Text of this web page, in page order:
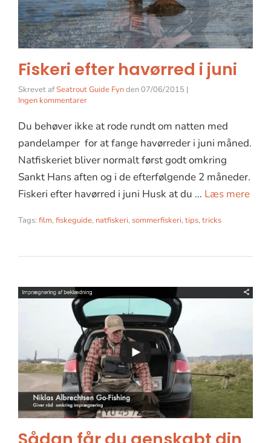
Fiskeri efter havørred i juni
Skrevet afSeatrout Guide Fynden07/06/2015 |
Ingen kommentarer
Du behøver ikke at rode rundt om natten med
pandelamper for at fange havørreder i juni måned.
Natfiskeriet bliver normalt først godt omkring
Sankt Hans aften og i de efterfølgende 2 måneder.
Fiskeri efter havørred i juni Husk at du … Læs mere
Tags: film, fiskeguide, natfiskeri, sommerfiskeri, tips, tricks